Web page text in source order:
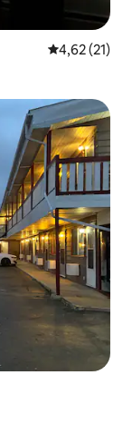
Scor mediu
4,62 (21)